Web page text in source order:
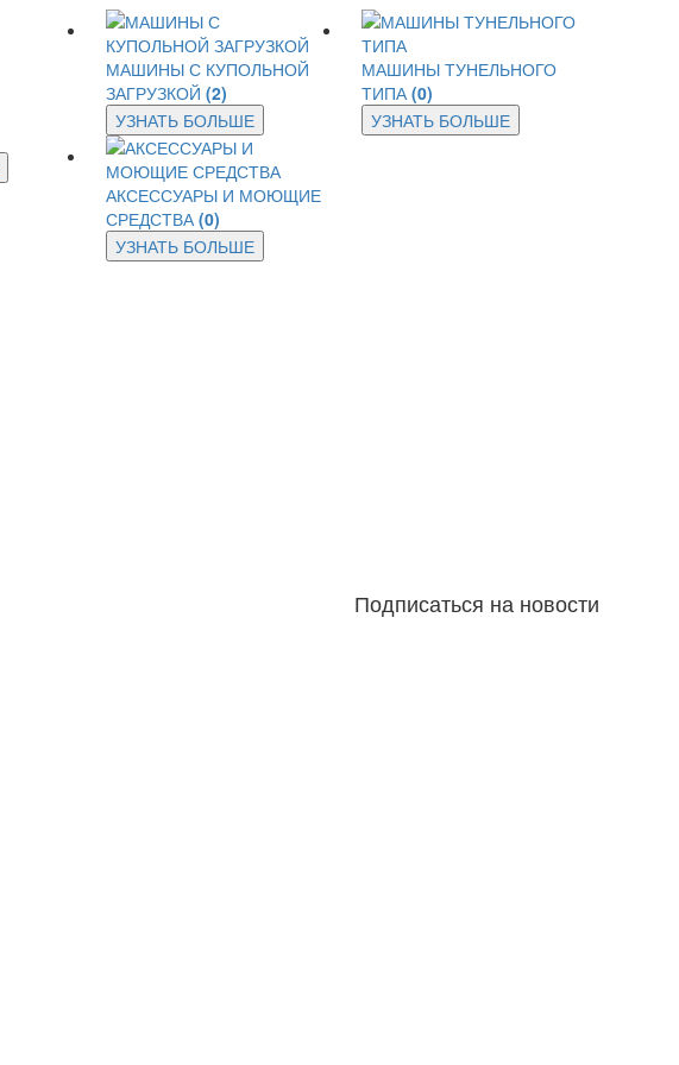
МАШИНЫ С КУПОЛЬНОЙ
ЗАГРУЗКОЙ (2)
УЗНАТЬ БОЛЬШЕ
МАШИНЫ ТУНЕЛЬНОГО
ТИПА (0)
УЗНАТЬ БОЛЬШЕ
АКСЕССУАРЫ И МОЮЩИЕ
СРЕДСТВА (0)
УЗНАТЬ БОЛЬШЕ
Подписаться на новости